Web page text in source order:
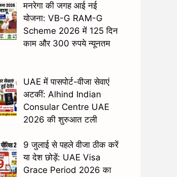
मनरेगा की जगह आई नई
योजना: VB-G RAM-G
Scheme 2026 में 125 दिन
काम और 300 रुपये न्यूनतम
UAE में पासपोर्ट-वीजा सेवाएं
अटकीं: Alhind Indian
Consular Centre UAE
2026 की शुरुआत टली
9 जुलाई से पहले वीजा ठीक करें
या देश छोड़ें: UAE Visa
Grace Period 2026 का